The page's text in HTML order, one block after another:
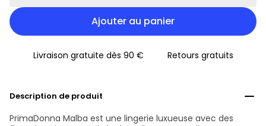
Ajouter au panier
Livraison gratuite dès 90 € Retours gratuits
Description de produit
PrimaDonna Malba est une lingerie luxueuse avec des